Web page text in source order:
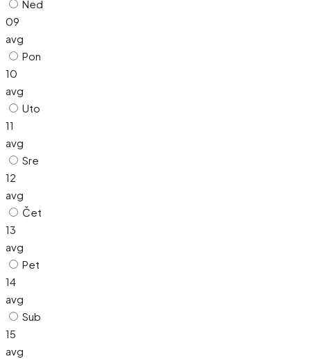
Ned
09
avg
Pon
10
avg
Uto
11
avg
Sre
12
avg
Čet
13
avg
Pet
14
avg
Sub
15
avg